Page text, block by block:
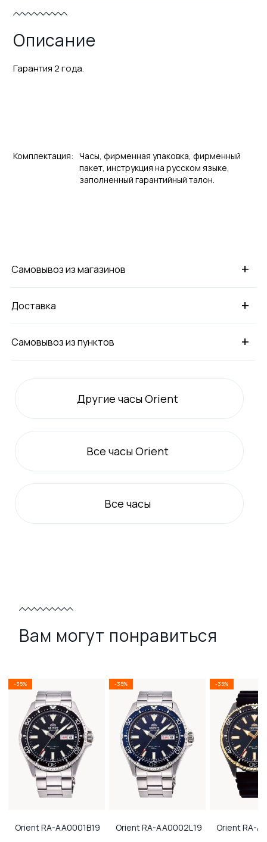
Описание
Гарантия 2 года.
Комплектация: Часы, фирменная упаковка, фирменный
пакет, инструкция на русском языке,
заполненный гарантийный талон.
+
Самовывоз из магазинов
+
Доставка
+
Самовывоз из пунктов
Другие часы Orient
Всечасы Orient
Всечасы
Вам могут понравиться
-35%
OrientRA-AA0001B19
-35%
OrientRA-AA0002L19
-35%
OrientRA-